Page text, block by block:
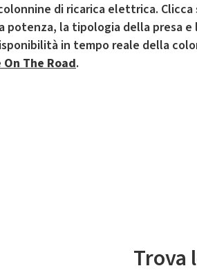
di ricarica elettrica. Clicca
potenza, la tipologia della presa e
in tempo reale della
The Road.
Il servizio di
Trova